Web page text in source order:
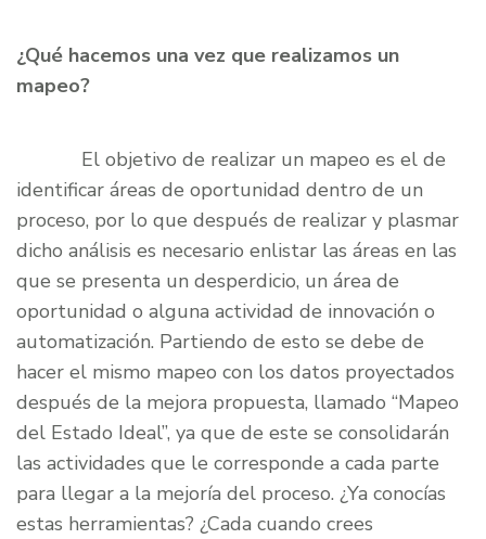
¿Qué hacemos una vez que realizamos un
mapeo?
El objetivo de realizar un mapeo es el de
identificar áreas de oportunidad dentro de un
proceso, por lo que después de realizar y plasmar
dicho análisis es necesario enlistar las áreas en las
que se presenta un desperdicio, un área de
oportunidad o alguna actividad de innovación o
automatización. Partiendo de esto se debe de
hacer el mismo mapeo con los datos proyectados
después de la mejora propuesta, llamado “Mapeo
del Estado Ideal”, ya que de este se consolidarán
las actividades que le corresponde a cada parte
para llegar a la mejoría del proceso. ¿Ya conocías
estas herramientas? ¿Cada cuando crees